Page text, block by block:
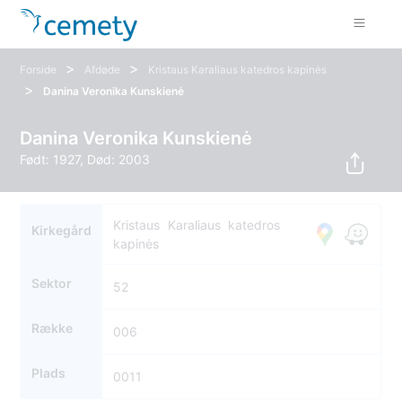
Forside > Afdøde > Kristaus Karaliaus katedros kapinės
> Danina Veronika Kunskienė
Danina Veronika Kunskienė
Født: 1927, Død: 2003
Kirkegård
Kristaus Karaliaus katedros
kapinės
Sektor 52
Række 006
Plads 0011